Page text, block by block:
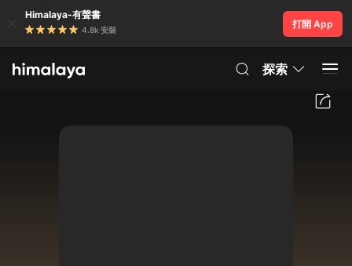
Himalaya-有聲書
4.8k 安裝
打開 App
探索